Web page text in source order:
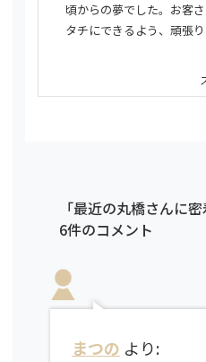
頃からの夢でした。お客
タチにできるよう、頑張り
「最近の丸橋さんに
6件のコメント
まつの より: